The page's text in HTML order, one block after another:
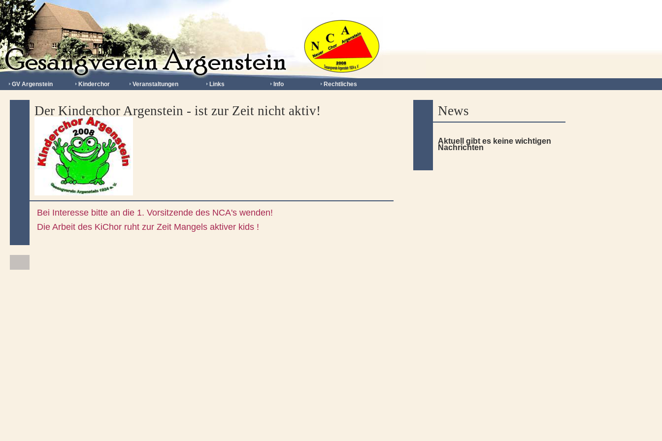
GV Argenstein Kinderchor Veranstaltungen Links Info Rechtliches
Der Kinderchor Argenstein - ist zur Zeit nicht aktiv!
Bei Interesse bitte an die 1. Vorsitzende des NCA's wenden!
Die Arbeit des KiChor ruht zur Zeit Mangels aktiver kids !
News
Aktuell gibt es keine wichtigen
Nachrichten